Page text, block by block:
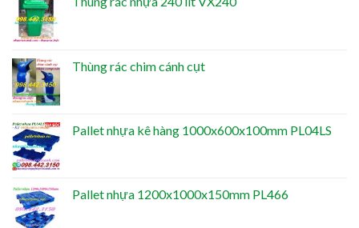
Thùng rác chim cánh cụt
Pallet nhựa kê hàng 1000x600x100mm PL04LS
Pallet nhựa 1200x1000x150mm PL466